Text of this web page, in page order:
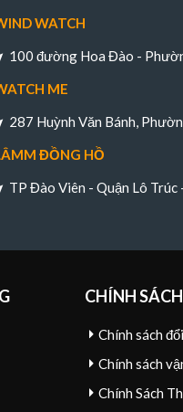
WATCH
100 đường Hoa Đào -
ME
287 Huỳnh Văn Bánh,
ĐỒNG HỒ
TP Đào Viên - Quận Lô
CHÍNH SÁCH
Chính sách
Chính sách
Chính Sách